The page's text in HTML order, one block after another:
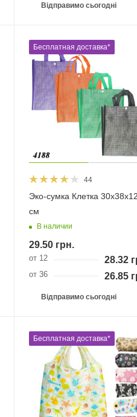
Відправимо сьогодні
Бесплатная доставка*
44
Эко-сумка Клетка 30х38х12
см
В наличии
29.50 грн.
от 12 28.32
от 36 26.85
Відправимо сьогодні
Бесплатная доставка*